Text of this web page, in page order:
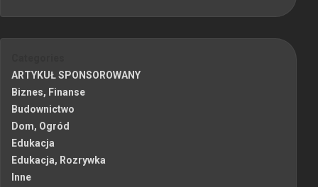
ARTYKUŁ SPONSOROWANY
Biznes, Finanse
Budownictwo
Dom, Ogród
Edukacja
Edukacja, Rozrywka
Inne